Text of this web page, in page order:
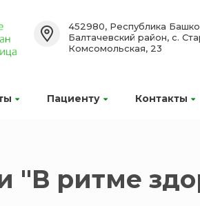
Пациенту Контакты
452980, Республика
Балтачевский район, с.
Комсомольская, 23
"В ритме